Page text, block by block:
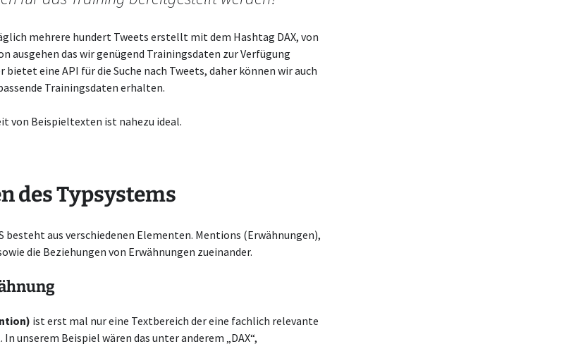
mehrere hundert Tweets erstellt mit dem Hashtag DAX, von
ausgehen das wir genügend Trainingsdaten zur Verfügung
bietet eine API für die Suche nach Tweets, daher können wir auch
Trainingsdaten erhalten.
von Beispieltexten ist nahezu ideal.
des Typsystems
besteht aus verschiedenen Elementen. Mentions (Erwähnungen),
die Beziehungen von Erwähnungen zueinander.
ist erst mal nur eine Textbereich der eine fachlich relevante
unserem Beispiel wären das unter anderem „DAX“,